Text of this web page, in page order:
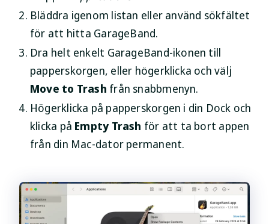
Bläddra igenom listan eller använd sökfältet
för att hitta GarageBand.
Dra helt enkelt GarageBand-ikonen till
papperskorgen, eller högerklicka och välj
Move to Trash från snabbmenyn.
Högerklicka på papperskorgen i din Dock och
klicka på Empty Trash för att ta bort appen
från din Mac-dator permanent.